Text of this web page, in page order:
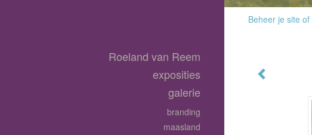
Beheer je site of
Roeland van Reem
exposities
galerie
branding
maasland